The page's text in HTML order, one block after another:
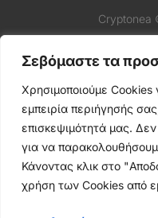
Σεβόμαστε τα
Χρησιμοποιούμε Cookies
εμπειρία περιήγησής
επισκεψιμότητά μας.
για να
Κάνοντας κλικ στο
χρήση των Cookies από
Cryptonea